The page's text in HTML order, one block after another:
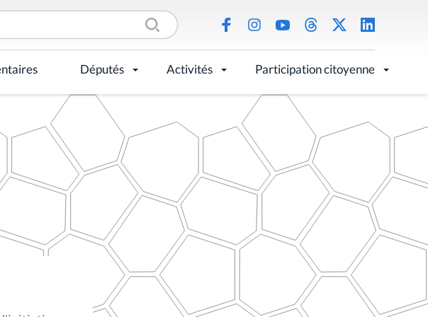
Députés Activités Participation citoyenne